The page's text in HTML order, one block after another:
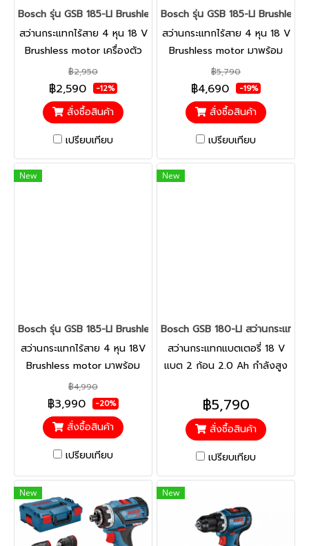
Bosch รุ่น GSB 185-LI Brushless (Solo) สว่านกระแทกไร้สาย 4 หุ
สว่านกระแทกไร้สาย 4 หุน 18 V
Brushless motor เครื่องตัว
เปล่า มาพร้อมกล่องเครื่องมือ
ทำงานได้มากขึ้นอย่างไม่มีขีด
จำกัด กะทัดรัดอีกระดับด้วย
ประสิทธิภาพอันทรงพลังและ
มอเตอร์ไร้แปรงถ่าน
฿2,950
฿2,590 -12%
สั่งซื้อสินค้า
เปรียบเทียบ
Bosch รุ่น GSB 185-LI
สว่านกระแทกไร้สาย 4 หุน 18 V
Brushless motor มาพร้อม
แบตเตอรี่ขนาด2.0 Ah จำนวน
2 ก้อน แท่นชาร์จ อุปกรณ์เสริม
23 ชิ้น และ กล่องเครื่องมือ
ทำงานได้มากขึ้นอย่างไม่มีขีด
จำกัด ความกะทัดรัดอีกระดับ
และมอเตอร์ไร้แปรงถ่าน
฿5,790
฿4,690 -19%
สั่งซื้อสินค้า
เปรียบเทียบ
New
Bosch รุ่น GSB 185-LI Brushless 1 Batt 2 Ah สว่านกระแทกไร้สา
สว่านกระแทกไร้สาย 4 หุน 18V
Brushless motor มาพร้อม
แบตเตอรี่ขนาด 2.0 Ah 1 ก้อน
แท่นชาร์จ และ กล่องเครื่องมือ
ทำงานได้มากขึ้นอย่างไม่มีขีด
จำกัด ความกะทัดรัดอีกระดับ
ด้วยประสิทธิภาพอันทรงพลัง
และใช้งานง่ายด้วยการออกแบบ
ที่กะทัดรัด
฿4,990
฿3,990 -20%
สั่งซื้อสินค้า
เปรียบเทียบ
New
Bosch GSB 180-LI สว่านกระแท
สว่านกระแทกแบตเตอรี่ 18 V
แบต 2 ก้อน 2.0 Ah กำลังสูง
ค่า คุณภาพในราคาที่คุณเป็น
เจ้าของได้! ซ่อมบำรุงได้ง่าย
มอเตอร์ใช้แปรงถ่านแบบถอด
เปลี่ยนได้
฿5,790
สั่งซื้อสินค้า
เปรียบเทียบ
New New